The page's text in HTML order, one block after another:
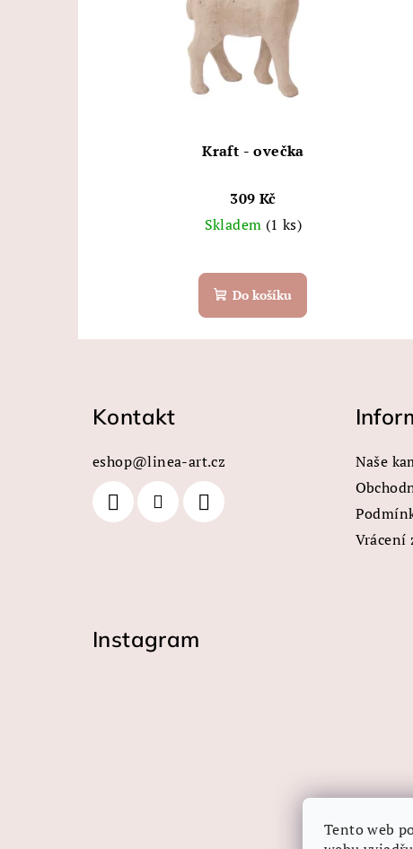
Tento web
Kraft - ovečka
309 Kč
Skladem (1 ks)
Do košíku
Kontakt
eshop@linea-art.cz
Naše
Vrácení
Instagram